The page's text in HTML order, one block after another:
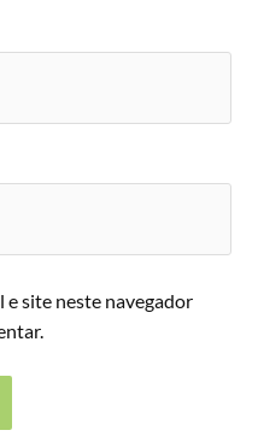
e site neste navegador